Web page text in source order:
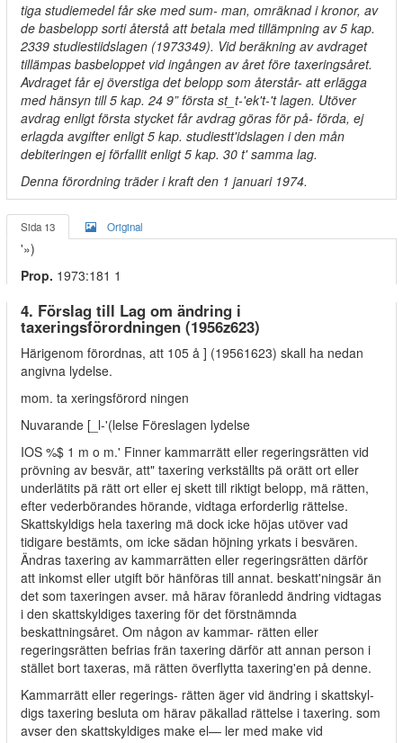
tiga studiemedel får ske med sum- man, omräknad i kronor, av
de basbelopp sorti återstå att betala med tillämpning av 5 kap.
2339 studiestiidslagen (1973349). Vid beräkning av avdraget
tillämpas basbeloppet vid ingången av året före taxeringsåret.
Avdraget får ej överstiga det belopp som återstår- att erlägga
med hänsyn till 5 kap. 24 9” första st_t-'ek't-'t lagen. Utöver
avdrag enligt första stycket får avdrag göras för på- förda, ej
erlagda avgifter enligt 5 kap. studiestt'idslagen i den mån
debiteringen ej förfallit enligt 5 kap. 30 t' samma lag.
Denna förordning träder i kraft den 1 januari 1974.
Sida 13 Original
'»)
Prop. 1973:181 1
4. Förslag till Lag om ändring i
taxeringsförordningen (1956z623)
Härigenom förordnas, att 105 å ] (19561623) skall ha nedan
angivna lydelse.
mom. ta xeringsförord ningen
Nuvarande [_l-'(lelse Föreslagen lydelse
IOS %$ 1 m o m.' Finner kammarrätt eller regeringsrätten vid
prövning av besvär, att" taxering verkställts pä orätt ort eller
underlätits pä rätt ort eller ej skett till riktigt belopp, mä rätten,
efter vederbörandes hörande, vidtaga erforderlig rättelse.
Skattskyldigs hela taxering mä dock icke höjas utöver vad
tidigare bestämts, om icke sädan höjning yrkats i besvären.
Ändras taxering av kammarrätten eller regeringsrätten därför
att inkomst eller utgift bör hänföras till annat. beskatt'ningsär än
det som taxeringen avser. må härav föranledd ändring vidtagas
i den skattskyldiges taxering för det förstnämnda
beskattningsåret. Om någon av kammar- rätten eller
regeringsrätten befrias frän taxering därför att annan person i
stället bort taxeras, mä rätten överflytta taxering'en på denne.
Kammarrätt eller regerings- rätten äger vid ändring i skattskyl-
digs taxering besluta om härav päkallad rättelse i taxering. som
avser den skattskyldiges make el— ler med make vid